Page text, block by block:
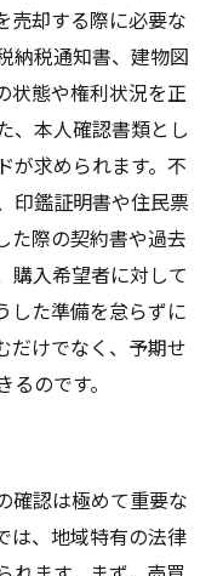
売却する際に必要な
納税通知書、建物図
状態や権利状況を正
、本人確認書類とし
が求められます。不
印鑑証明書や住民票
た際の契約書や過去
購入希望者に対して
した準備を怠らずに
だけでなく、予期せ
のです。
確認は極めて重要な
は、地域特有の法律